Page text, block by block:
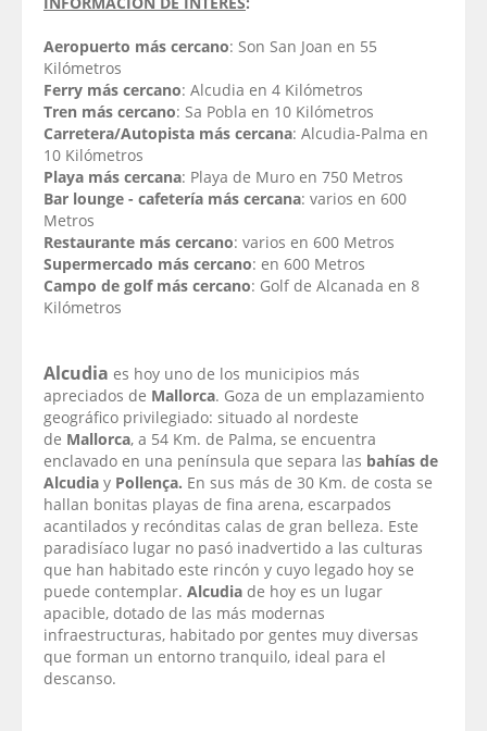
Aeropuerto más cercano: Son San Joan en 55
Kilómetros
Ferry más cercano: Alcudia en 4 Kilómetros
Tren más cercano: Sa Pobla en 10 Kilómetros
Carretera/Autopista más cercana: Alcudia-Palma en
10 Kilómetros
Playa más cercana: Playa de Muro en 750 Metros
Bar lounge - cafetería más cercana: varios en 600
Metros
Restaurante más cercano: varios en 600 Metros
Supermercado más cercano: en 600 Metros
Campo de golf más cercano: Golf de Alcanada en 8
Kilómetros
Alcudia es hoy uno de los municipios más
apreciados de Mallorca. Goza de un emplazamiento
geográfico privilegiado: situado al nordeste
de Mallorca, a 54 Km. de Palma, se encuentra
enclavado en una península que separa las bahías de
Alcudia y Pollença. En sus más de 30 Km. de costa se
hallan bonitas playas de fina arena, escarpados
acantilados y recónditas calas de gran belleza. Este
paradisíaco lugar no pasó inadvertido a las culturas
que han habitado este rincón y cuyo legado hoy se
puede contemplar. Alcudia de hoy es un lugar
apacible, dotado de las más modernas
infraestructuras, habitado por gentes muy diversas
que forman un entorno tranquilo, ideal para el
descanso.